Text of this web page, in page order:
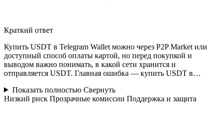
Краткий ответ
Купить USDT в Telegram Wallet можно через P2P Market или
доступный способ оплаты картой, но перед покупкой и
выводом важно понимать, в какой сети хранится и
отправляется USDT. Главная ошибка — купить USDT в…
Показать полностью Свернуть
Низкий риск Прозрачные комиссии Поддержка и защита